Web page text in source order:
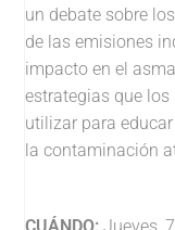
un debate sobre
de las emisiones
impacto en el
estrategias que
utilizar para
la contaminación
CUÁNDO:Jueves,